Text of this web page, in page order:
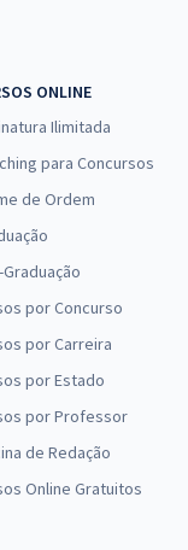
ONLINE
Ilimitada
para Concursos
de Ordem
por Concurso
por Carreira
por Estado
por Professor
de Redação
Online Gratuitos